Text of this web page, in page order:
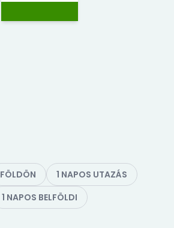
FÖLDÖN
1 NAPOS UTAZÁS
1 NAPOS BELFÖLDI